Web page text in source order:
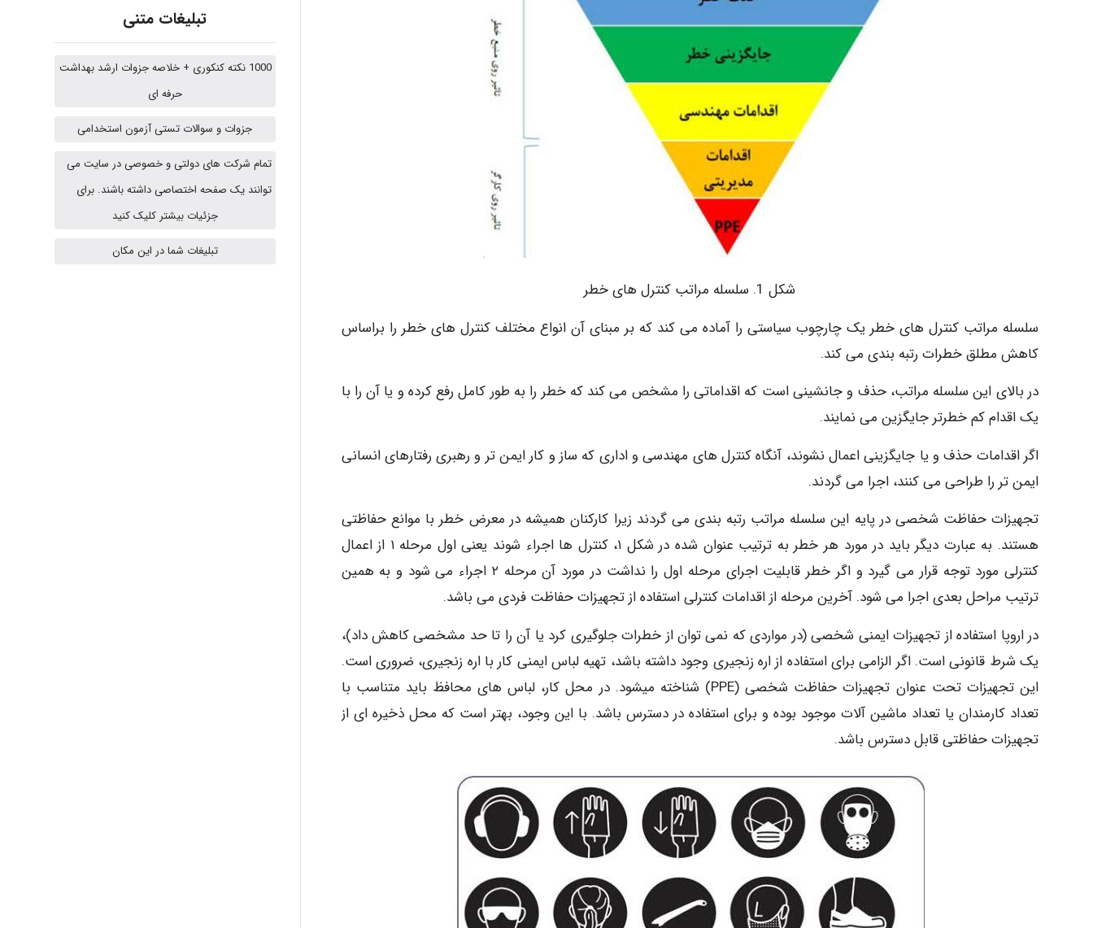
شکل 1. سلسله مراتب کنترل های خطر
سلسله مراتب کنترل های خطر یک چارچوب سیاستی را آماده می کند که بر مبنای آن انواع مختلف کنترل های خطر را براساس
کاهش مطلق خطرات رتبه بندی می کند.
در بالای این سلسله مراتب، حذف و جانشینی است که اقداماتی را مشخص می کند که خطر را به طور کامل رفع کرده و یا آن را با
یک اقدام کم خطرتر جایگزین می نمایند.
اگر اقدامات حذف و یا جایگزینی اعمال نشوند، آنگاه کنترل های مهندسی و اداری که ساز و کار ایمن تر و رهبری رفتارهای انسانی
ایمن تر را طراحی می کنند، اجرا می گردند.
تجهیزات حفاظت شخصی در پایه این سلسله مراتب رتبه بندی می گردند زیرا کارکنان همیشه در معرض خطر با موانع حفاظتی
هستند. به عبارت دیگر باید در مورد هر خطر به ترتیب عنوان شده در شکل ۱، کنترل ها اجراء شوند یعنی اول مرحله ۱ از اعمال
کنترلی مورد توجه قرار می گیرد و اگر خطر قابلیت اجرای مرحله اول را نداشت در مورد آن مرحله ۲ اجراء می شود و به همین
ترتیب مراحل بعدی اجرا می شود. آخرین مرحله از اقدامات کنترلی استفاده از تجهیزات حفاظت فردی می باشد.
در اروپا استفاده از تجهیزات ایمنی شخصی (در مواردی که نمی توان از خطرات جلوگیری کرد یا آن را تا حد مشخصی کاهش داد)،
یک شرط قانونی است. اگر الزامی برای استفاده از اره زنجیری وجود داشته باشد، تهیه لباس ایمنی کار با اره زنجیری، ضروری است.
این تجهیزات تحت عنوان تجهیزات حفاظت شخصی (PPE) شناخته میشود. در محل کار، لباس های محافظ باید متناسب با
تعداد کارمندان یا تعداد ماشین آلات موجود بوده و برای استفاده در دسترس باشد. با این وجود، بهتر است که محل ذخیره ای از
تجهیزات حفاظتی قابل دسترس باشد.
fahimeh sheibani
HaddadiMahsa
تبلیغات متنی
1000 نکته کنکوری + خلاصه جزوات ارشد بهداشت
حرفه ای
جزوات و سوالات تستی آزمون استخدامی
تمام شرکت های دولتی و خصوصی در سایت می
توانند یک صفحه اختصاصی داشته باشند. برای
جزئیات بیشتر کلیک کنید
تبلیغات شما در این مکان